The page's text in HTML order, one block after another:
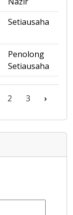
Setiausaha
Penolong
Setiausaha
2 3 ›